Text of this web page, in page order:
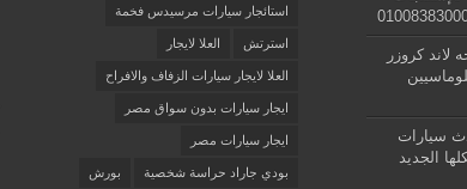
لاند كروزر
سيارات
بشكلها الجديد
استائجار سيارات مرسيدس فخمة
استرتش العلا لايجار
العلا لايجار سيارات الزفاف والافراح
ايجار سيارات بدون سواق مصر
ايجار سيارات مصر
بودي جاراد حراسة شخصية بورش